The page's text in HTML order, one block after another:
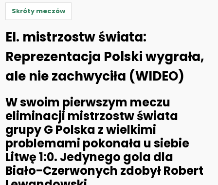
Skróty meczów
El. mistrzostw świata:
Reprezentacja Polski wygrała,
ale nie zachwyciła (WIDEO)
W swoim pierwszym meczu
eliminacji mistrzostw świata
grupy G Polska z wielkimi
problemami pokonała u siebie
Litwę 1:0. Jedynego gola dla
Biało-Czerwonych zdobył Robert